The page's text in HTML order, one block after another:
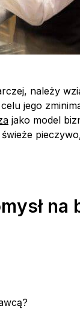
należy
jego
jako model
na